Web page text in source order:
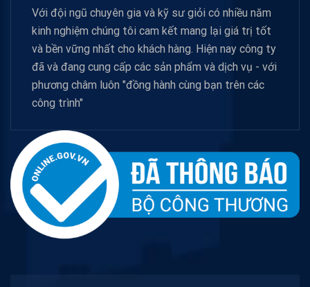
Với đội ngũ chuyên gia và kỹ sư giỏi có nhiều năm
kinh nghiệm chúng tôi cam kết mang lại giá trị tốt
và bền vững nhất cho khách hàng. Hiện nay công ty
đã và đang cung cấp các sản phẩm và dịch vụ - với
phương châm luôn "đồng hành cùng bạn trên các
công trình"